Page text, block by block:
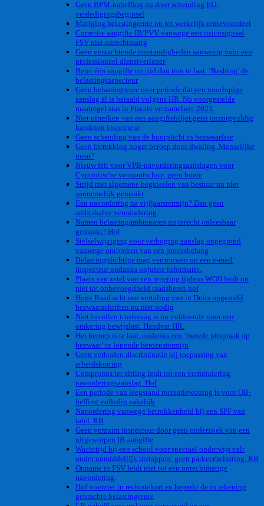
Geen BPM-naheffing nu door schending EU-
verdedigingsbeginsel
Matiging belastingrente nu tot werkelijk rentevoordeel
Correctie aangifte IB/PVV vanwege een risicosignaal
FSV niet onrechtmatig
Geen verzachtende omstandigheden aanwezig voor een
professioneel dienstverlener
Beter één aangifte op tijd dan tien te laat. ‘Bashing’ de
belastinginspecteur
Geen belastingrente over periode dat een voorlopige
aanslag al is betaald volgens HR. Nu voorgestelde
maatregel stas in Fiscale verzamelwet 2023.
Niet uitreiken van een aangiftebiljet geen onzorgvuldig
handelen inspecteur
Geen schending van de hoorplicht in bezwaarfase
Geen intrekking hoger beroep door dwaling. Menselijke
maat?
Nieuw feit voor VPB-navorderingsaanslagen voor
Cypriotische vennootschap; geen boete
Strijd met algemene beginselen van bestuur nu niet
aannemelijk gemaakt
Een navordering na vijfjaarstermijn? Dan geen
ambtshalve vermindering.
Namen belastingambtenaren nu terecht onleesbaar
gemaakt? Hof
Stelselwijziging voor verhoging aanslag ongegrond
vanwege ontbreken van een procesbelang
Belastingplichtige mag vertrouwen op een e-mail
inspecteur ondanks onjuiste informatie.
Plaats van zetel van een regering tijdens WOII leidt nu
niet tot onbevoegdheid raadsheren hof
Hoge Raad acht een vertaling van in Duits opgesteld
bezwaarschriften nu niet nodig
Niet invullen trustvraag is nu voldoende voor een
omkering bewijslast. Handvat HR.
Het beroep is te laat, ondanks een ’tweede uitspraak op
bezwaar’ in lopende beroepstermijn
Geen verboden discriminatie bij toepassing van
arbeidskorting
Compromis ter zitting leidt tot een vermindering
navorderingsaanslag. Hof
Een periode van leegstand recreatiewoning is voor OB-
heffing volledig zakelijk
Navordering vanwege betrokkenheid bij een SPF van
tafel. RB
Geen verzuim inspecteur door geen onderzoek van een
uitgeworpen IB-aangifte
Wachttijd bij een school voor speciaal onderwijs valt
onder onmiddellijk instappen: geen parkeerbelasting. RB
Opname in FSV leidt niet tot een onrechtmatige
navordering.
Hof voorziet in rechtstekort en beperkt de in rekening
gebrachte belastingrente